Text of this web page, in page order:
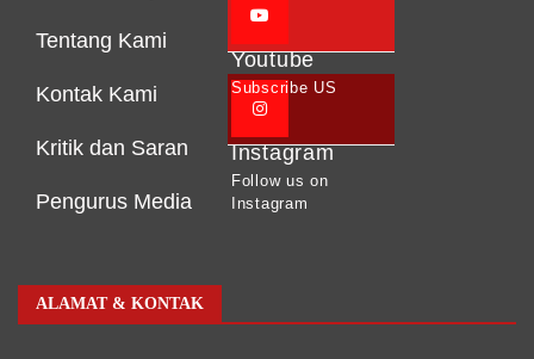
Tentang Kami
Kontak Kami
Kritik dan Saran
Pengurus Media
Youtube
Subscribe US
Instagram
Follow us on
Instagram
ALAMAT & KONTAK